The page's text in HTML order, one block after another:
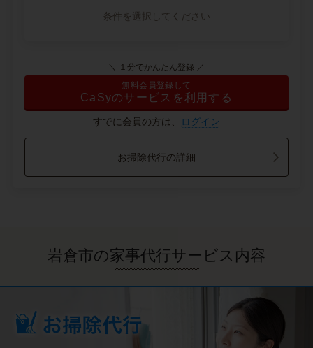
条件を選択してください
＼ １分でかんたん登録 ／
無料会員登録して
CaSyのサービスを利用する
すでに会員の方は、 ログイン
お掃除代行の詳細
岩倉市の家事代行サービス内容